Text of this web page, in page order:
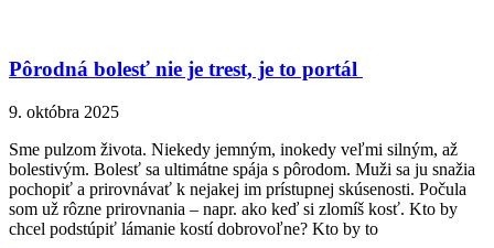
Pôrodná bolesť nie je trest, je to portál
9. októbra 2025
Sme pulzom života. Niekedy jemným, inokedy veľmi silným, až
bolestivým. Bolesť sa ultimátne spája s pôrodom. Muži sa ju snažia
pochopiť a prirovnávať k nejakej im prístupnej skúsenosti. Počula
som už rôzne prirovnania – napr. ako keď si zlomíš kosť. Kto by
chcel podstúpiť lámanie kostí dobrovoľne? Kto by to